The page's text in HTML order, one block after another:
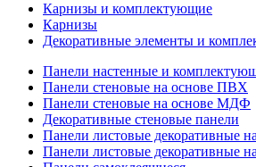
Карнизы и комплектующие
Карнизы
Декоративные элементы и
Панели настенные и
Панели стеновые на основе ПВХ
Панели стеновые на основе МДФ
Декоративные стеновые панели
Панели листовые декоративные
Панели листовые декоративные